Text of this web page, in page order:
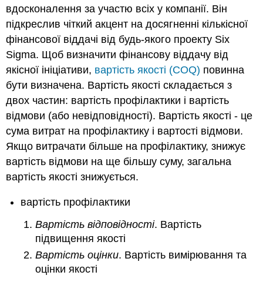
вдосконалення за участю всіх у компанії. Він
підкреслив чіткий акцент на досягненні кількісної
фінансової віддачі від будь-якого проекту Six
Sigma. Щоб визначити фінансову віддачу від
якісної ініціативи, вартість якості (COQ) повинна
бути визначена. Вартість якості складається з
двох частин: вартість профілактики і вартість
відмови (або невідповідності). Вартість якості - це
сума витрат на профілактику і вартості відмови.
Якщо витрачати більше на профілактику, знижує
вартість відмови на ще більшу суму, загальна
вартість якості знижується.
вартість профілактики
Вартість відповідності. Вартість
підвищення якості
Вартість оцінки. Вартість вимірювання та
оцінки якості